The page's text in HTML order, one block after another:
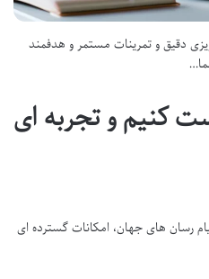
دقیق و تمرینات مستمر و هدفمند
کنیم و تجربه ای
رسان های جهان، امکانات گسترده ای